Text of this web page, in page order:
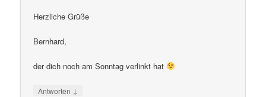
Herzliche Grüße
Bernhard,
der dich noch am Sonntag verlinkt hat
Antworten ↓